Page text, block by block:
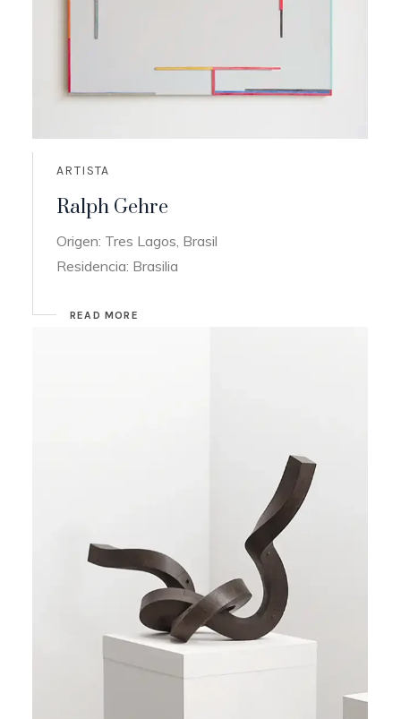
ARTISTA
Ralph Gehre
Origen: Tres Lagos, Brasil
Residencia: Brasilia
READ MORE